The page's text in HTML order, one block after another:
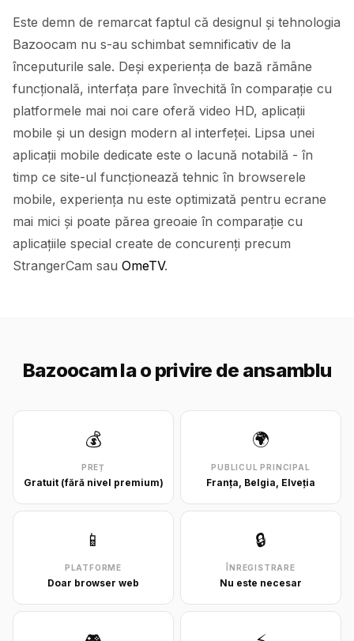
Este demn de remarcat faptul că designul și tehnologia
Bazoocam nu s-au schimbat semnificativ de la
începuturile sale. Deși experiența de bază rămâne
funcțională, interfața pare învechită în comparație cu
platformele mai noi care oferă video HD, aplicații
mobile și un design modern al interfeței. Lipsa unei
aplicații mobile dedicate este o lacună notabilă - în
timp ce site-ul funcționează tehnic în browserele
mobile, experiența nu este optimizată pentru ecrane
mai mici și poate părea greoaie în comparație cu
aplicațiile special create de concurenți precum
StrangerCam sau OmeTV.
Bazoocam la o privire de ansamblu
💰
PREȚ
Gratuit (fără nivel premium)
🌍
PUBLICUL PRINCIPAL
Franța, Belgia, Elveția
📱
PLATFORME
Doar browser web
🔒
ÎNREGISTRARE
Nu este necesar